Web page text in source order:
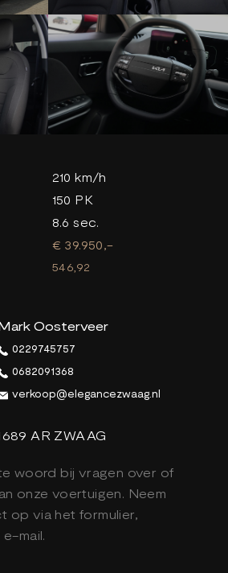
210 km/h
150 PK
8.6 sec.
€ 39.950,-
546,92
Oosterveer
0229745757
0682091368
verkoop@elegancezwaag.nl
AR ZWAAG
woord bij vragen over of
onze voertuigen. Neem
op via het formulier,
mail.